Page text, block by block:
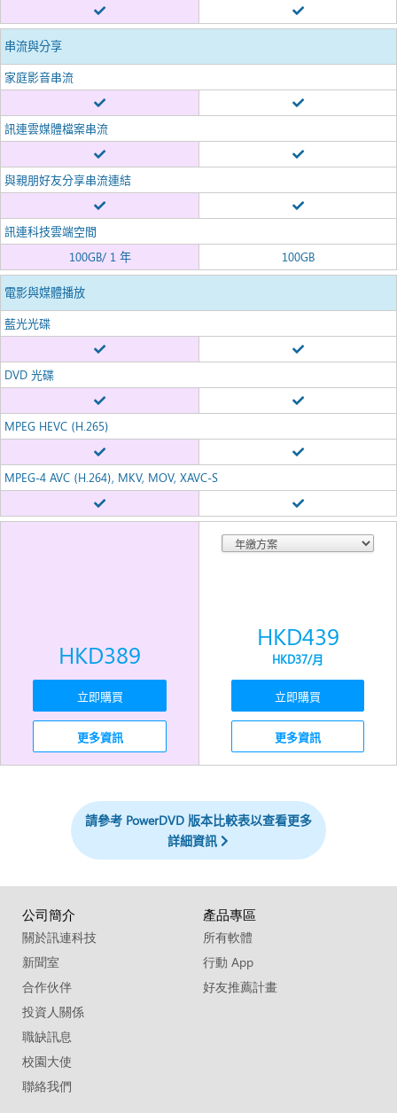
串流與分享
家庭影音串流
訊連雲媒體檔案串流
與親朋好友分享串流連結
訊連科技雲端空間
100GB/ 1 年
100GB
電影與媒體播放
藍光光碟
DVD 光碟
MPEG HEVC (H.265)
MPEG-4 AVC (H.264), MKV, MOV, XAVC-S
HKD389
立即購買
更多資訊
HKD439
HKD37/月
立即購買
更多資訊
請參考 PowerDVD 版本比較表以查看更多
詳細資訊
公司簡介
關於訊連科技
新聞室
合作伙伴
投資人關係
職缺訊息
校園大使
聯絡我們
產品專區
所有軟體
行動 App
好友推薦計畫